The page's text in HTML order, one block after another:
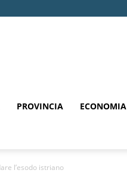
PROVINCIA ECONOMIA
l’esodo istriano